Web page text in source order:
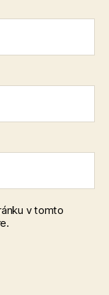
v tomto